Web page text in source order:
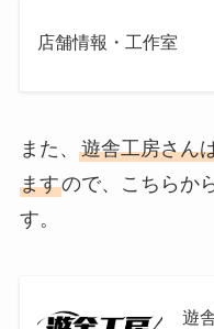
店舗情報・工作室
また、 遊舎工房さん
ますので、こちらか
す。
遊